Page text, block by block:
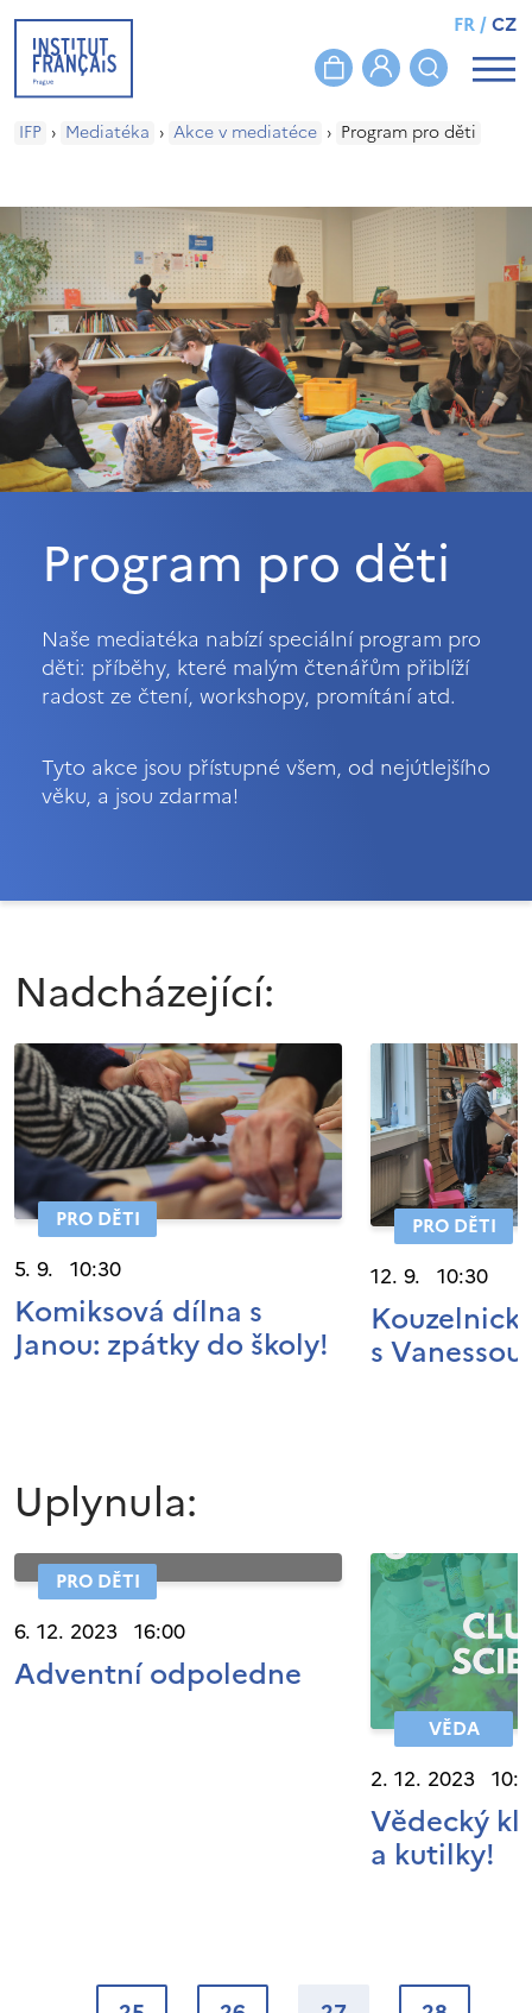
FR/CZ
IFP › Mediatéka › Akce v mediatéce › Program pro děti
Program pro děti
Naše mediatéka nabízí speciální program pro
děti: příběhy, které malým čtenářům přiblíží
radost ze čtení, workshopy, promítání atd.
Tyto akce jsou přístupné všem, od nejútlejšího
věku, a jsou zdarma!
Nadcházející:
PRO DĚTI
5. 9. 10:30
Komiksová dílna s
Janou: zpátky do školy!
PRO DĚTI
12. 9. 10:30
s Vanessou
Uplynula:
PRO DĚTI
6. 12. 2023 16:00
Adventní odpoledne
VĚDA
2. 12. 2023
Vědecký
a kutilky!